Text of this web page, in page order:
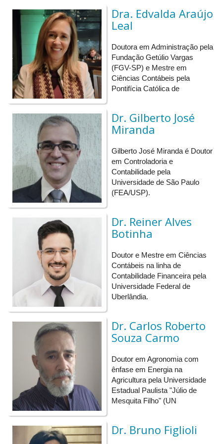
O Congressoserá presencial, na cidade de Uberlândia/MG.
Pontuação - Programa de educação continuada CFC/CRC
20 pontos
Áreas Temáticas
A seguir, apresenta-se a relação de áreas temáticas do
congresso para a submissão das pesquisas:
Contabilidade para Usuários Externos
Envolve o desenvolvimento de estudos e pesquisas
relacionadas à mensuração, reconhecimento e evidenciação da
informação contábil. Os principais temas integrantes dessa
Contabilidade societária;
Contabilidade internacional e comparada;
Disclosure;
Modelos de qualidade da informação contábil;
Value relevance;
ESG, Sustentabilidade e Responsabilidade Social
Corporativa;
Relato Integrado;
Capital intelectual;
Contabilidade Financeira no Agronegócio
Análise das demonstrações contábeis;
Reconhecimento dos efeitos inflacionários nas
demonstrações contábeis;
Contabilidade tributária etc.
Controladoria e Contabilidade Gerencial
Envolve pesquisas e estudos sobre instrumentos de apoio ao
processo de planejamento e controle das organizações. Os
principais temas integrantes dessa área são:
Controladoria empresarial;
Controladoria aplicada à logística;
Dra. Edvalda Araújo
Leal
Doutora em Administração pela
Fundação Getúlio Vargas
(FGV-SP) e Mestre em
Ciências Contábeis pela
Pontifícia Católica de
Dr. Gilberto José
Miranda
Gilberto José Miranda é Doutor
em Controladoria e
Contabilidade pela
Universidade de São Paulo
(FEA/USP).
Dr. Reiner Alves
Botinha
Doutor e Mestre em Ciências
Contábeis na linha de
Contabilidade Financeira pela
Universidade Federal de
Uberlândia.
Dr. Carlos Roberto
Souza Carmo
Doutor em Agronomia com
ênfase em Energia na
Agricultura pela Universidade
Estadual Paulista "Júlio de
Mesquita Filho" (UN
Dr. Bruno Figlioli